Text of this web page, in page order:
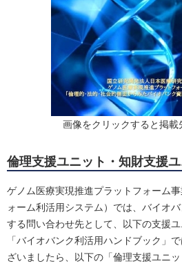
画像をクリックすると掲載
倫理支援ユニット・知財支援ユ
ゲノム医療実現推進プラットフォーム
ォーム利活用システム）では、バイオ
する問い合わせ先として、以下の支援ユ
「バイオバンク利活用ハンドブック」
ざいましたら、以下の「倫理支援ユニ